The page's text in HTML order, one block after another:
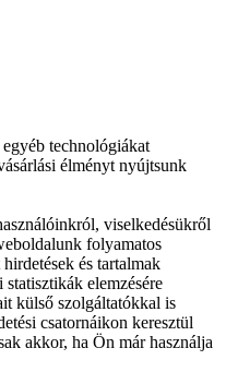
technológiákat
élményt nyújtsunk
viselkedésükről
folyamatos
és tartalmak
elemzésére
külső szolgáltatókkal is
csatornáikon keresztül
akkor, ha Ön már használja